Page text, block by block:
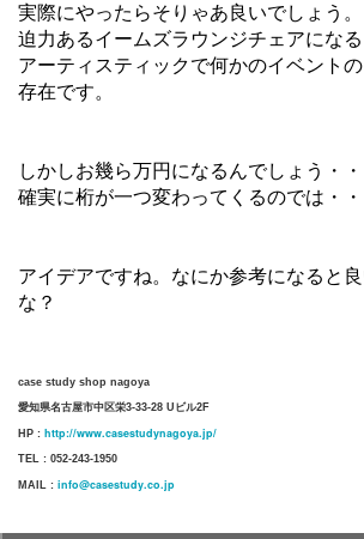
実際にやったらそりゃあ良いでしょう。
迫力あるイームズラウンジチェアになる
アーティスティックで何かのイベント
存在です。
しかしお幾ら万円になるんでしょう・・
確実に桁が一つ変わってくるのでは・・
アイデアですね。なにか参考になると
な？
case study shop nagoya
愛知県名古屋市中区栄3-33-28 Uビル2F
HP : http://www.casestudynagoya.jp/
TEL : 052-243-1950
MAIL : info@casestudy.co.jp